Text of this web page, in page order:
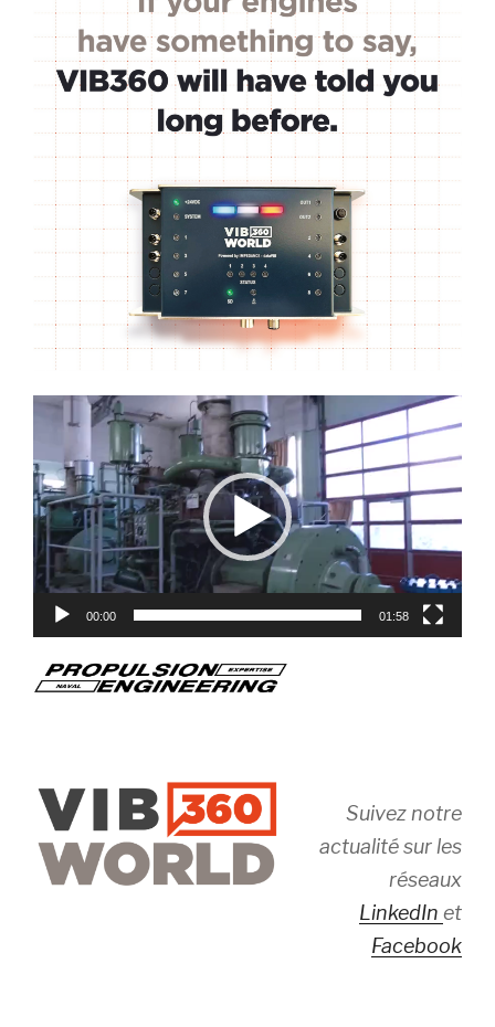
Lecteur
00:00 01:58
Suivez notre
actualité sur les
réseaux
LinkedIn et
Facebook